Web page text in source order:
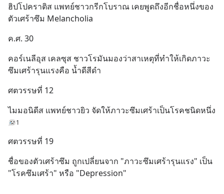
ฮิปโปคราติส แพทย์ชาวกรีกโบราณ เคยพูดถึงอีกชื่อหนึ่งของ
ตัวเศร้าซึม Melancholia
ค.ศ. 30
คอร์เนลีอุส เคลซุส ชาวโรมันมองว่าสาเหตุที่ทำให้เกิดภาวะ
ซึมเศร้ารุนแรงคือ น้ำดีสีดำ
ศตวรรษที่ 12
ไมมอนิดีส แพทย์ชาวยิว จัดให้ภาวะซึมเศร้าเป็นโรคชนิดหนึ่ง
1
ศตวรรษที่ 19
ชื่อของตัวเศร้าซึม ถูกเปลี่ยนจาก "ภาวะซึมเศร้ารุนแรง" เป็น
"โรคซึมเศร้า" หรือ "Depression"